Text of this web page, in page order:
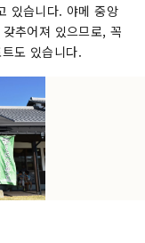
있습니다. 야메 중앙
추어져 있으므로, 꼭
도 있습니다.